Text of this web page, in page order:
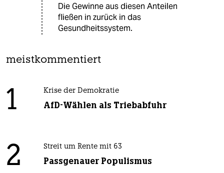
Die Gewinne aus diesen Anteilen
fließen in zurück in das
Gesundheitssystem.
meistkommentiert
1 Krise der Demokratie
AfD-Wählen als Triebabfuhr
2 Streit um Rente mit 63
Passgenauer Populismus